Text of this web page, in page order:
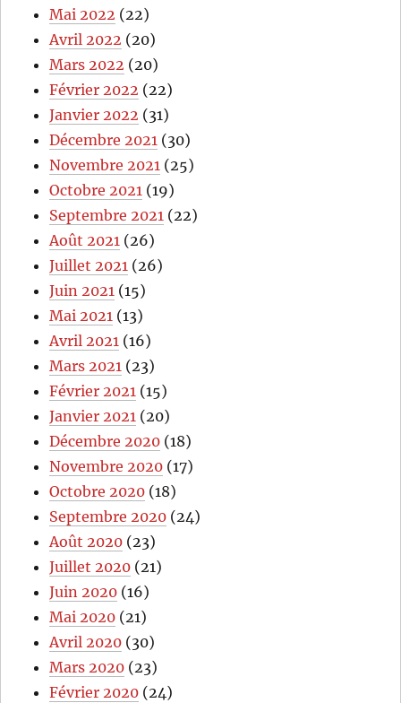
Mai 2022 (22)
Avril 2022 (20)
Mars 2022 (20)
Février 2022 (22)
Janvier 2022 (31)
Décembre 2021 (30)
Novembre 2021 (25)
Octobre 2021 (19)
Septembre 2021 (22)
Août 2021 (26)
Juillet 2021 (26)
Juin 2021 (15)
Mai 2021 (13)
Avril 2021 (16)
Mars 2021 (23)
Février 2021 (15)
Janvier 2021 (20)
Décembre 2020 (18)
Novembre 2020 (17)
Octobre 2020 (18)
Septembre 2020 (24)
Août 2020 (23)
Juillet 2020 (21)
Juin 2020 (16)
Mai 2020 (21)
Avril 2020 (30)
Mars 2020 (23)
Février 2020 (24)